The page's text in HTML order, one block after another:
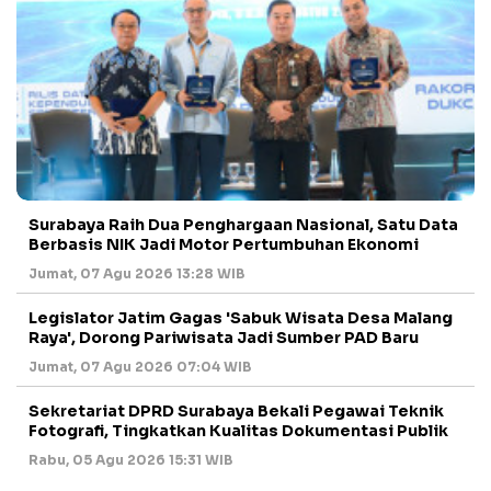
Surabaya Raih Dua Penghargaan Nasional, Satu Data
Berbasis NIK Jadi Motor Pertumbuhan Ekonomi
Jumat, 07 Agu 2026 13:28 WIB
Legislator Jatim Gagas 'Sabuk Wisata Desa Malang
Raya', Dorong Pariwisata Jadi Sumber PAD Baru
Jumat, 07 Agu 2026 07:04 WIB
Sekretariat DPRD Surabaya Bekali Pegawai Teknik
Fotografi, Tingkatkan Kualitas Dokumentasi Publik
Rabu, 05 Agu 2026 15:31 WIB